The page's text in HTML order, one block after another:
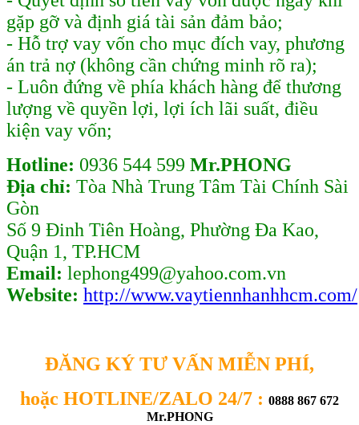
gặp gỡ và định giá tài sản đảm bảo;
- Hỗ trợ vay vốn cho mục đích vay, phương
án trả nợ (không cần chứng minh rõ ra);
- Luôn đứng về phía khách hàng để thương
lượng về quyền lợi, lợi ích lãi suất, điều
kiện vay vốn;
Hotline: 0936 544 599 Mr.PHONG
Địa chỉ: Tòa Nhà Trung Tâm Tài Chính Sài
Gòn
Số 9 Đinh Tiên Hoàng, Phường Đa Kao,
Quận 1, TP.HCM
Email: lephong499@yahoo.com.vn
Website: http://www.vaytiennhanhhcm.com/
ĐĂNG KÝ TƯ VẤN MIỄN PHÍ,
hoặc HOTLINE/ZALO 24/7 : 0888 867 672
Mr.PHONG